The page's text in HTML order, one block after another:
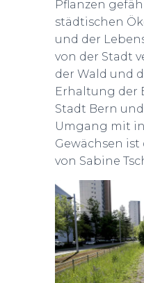
Pflanzen
städtischen
und der
von der Stadt
der Wald und
Erhaltung der
Stadt Bern
Umgang mit
Gewächsen
von Sabine